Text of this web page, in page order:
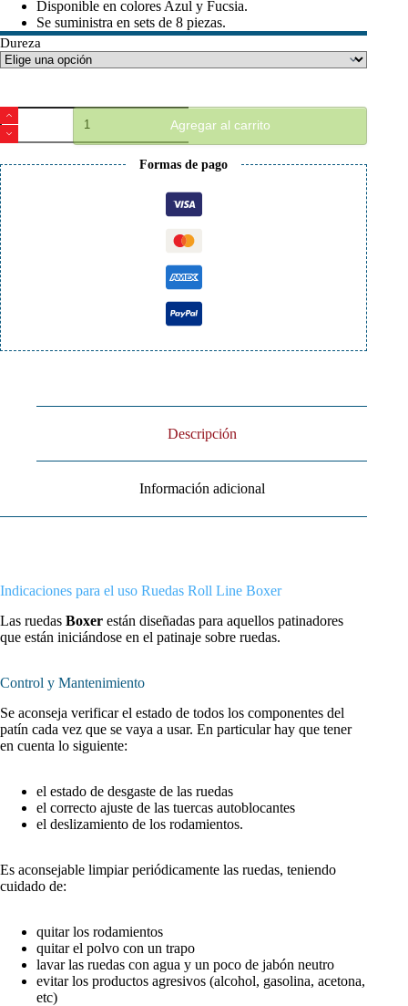
Disponible en colores Azul y Fucsia.
Se suministra en sets de 8 piezas.
Dureza
Ruedas
Roll
Line
57mm
cantidad
Agregar al carrito
Formas de pago
Descripción
Información adicional
Indicaciones para el uso Ruedas Roll Line Boxer
Las ruedas Boxer están diseñadas para aquellos patinadores
que están iniciándose en el patinaje sobre ruedas.
Control y Mantenimiento
Se aconseja verificar el estado de todos los componentes del
patín cada vez que se vaya a usar. En particular hay que tener
en cuenta lo siguiente:
el estado de desgaste de las ruedas
el correcto ajuste de las tuercas autoblocantes
el deslizamiento de los rodamientos.
Es aconsejable limpiar periódicamente las ruedas, teniendo
cuidado de:
quitar los rodamientos
quitar el polvo con un trapo
lavar las ruedas con agua y un poco de jabón neutro
evitar los productos agresivos (alcohol, gasolina, acetona,
etc)